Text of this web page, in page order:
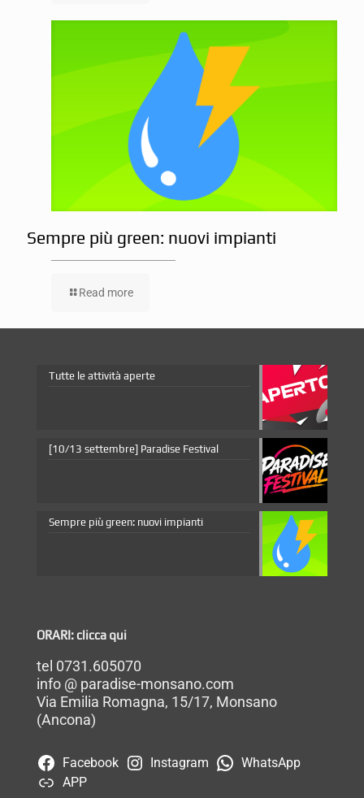
Sempre più green: nuovi impianti
Read more
Tutte le attività aperte
[10/13 settembre] Paradise Festival
Sempre più green: nuovi impianti
ORARI: clicca qui
tel 0731.605070
info @ paradise-monsano.com
Via Emilia Romagna, 15/17, Monsano
(Ancona)
Facebook Instagram
WhatsApp
APP